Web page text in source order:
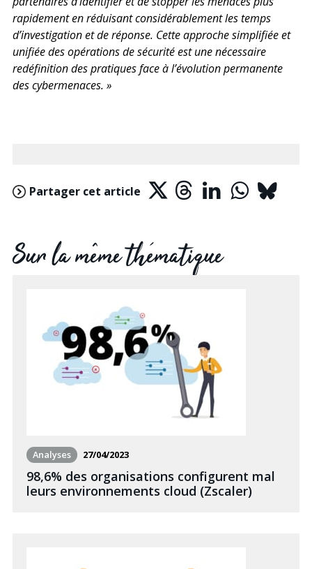
rapidement en réduisant considérablement les temps
d’investigation et de réponse. Cette approche simplifiée et
unifiée des opérations de sécurité est une nécessaire
redéfinition des pratiques face à l’évolution permanente
des cybermenaces. »
Partager cet article
Sur la même thématique
Analyses 27/04/2023
98,6% des organisations configurent mal
leurs environnements cloud (Zscaler)